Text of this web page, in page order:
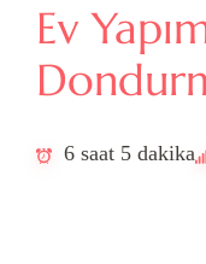
Ev
6 saat 5 dakika